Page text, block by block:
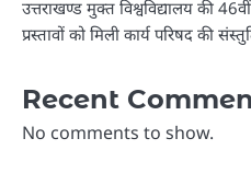
उत्तराखण्ड मुक्त विश्वविद्यालय की
प्रस्तावों को मिली कार्य परिषद की
Recent
No comments to show.